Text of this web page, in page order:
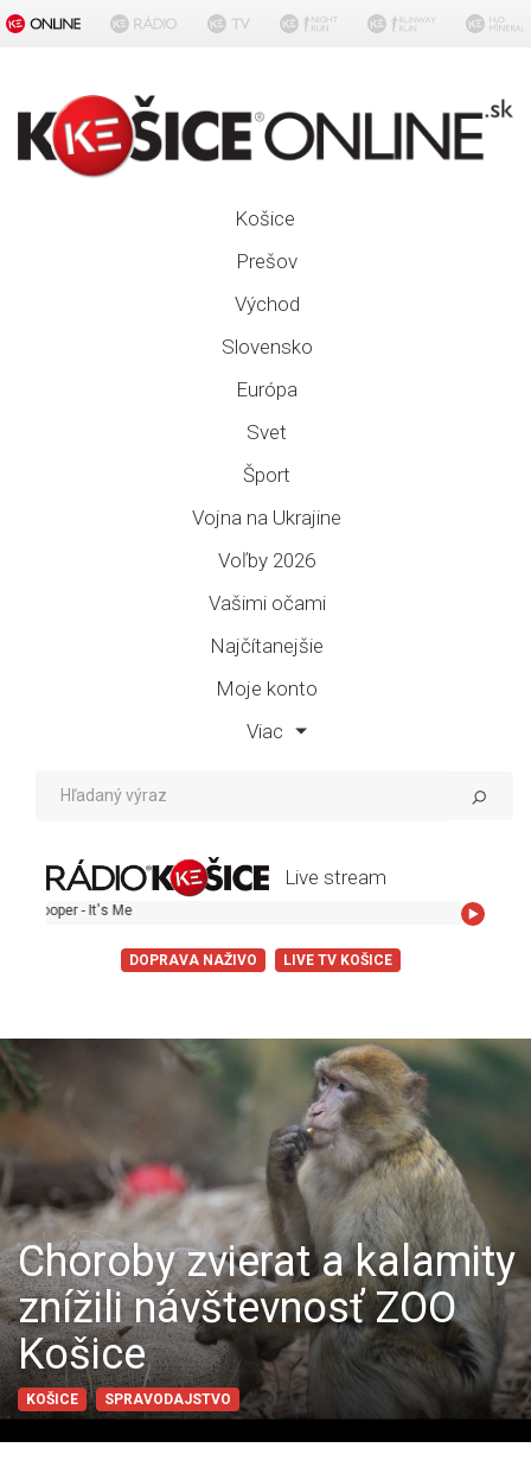
Košice
Prešov
Východ
Slovensko
Európa
Svet
Šport
Vojna na Ukrajine
Voľby 2026
Vašimi očami
Najčítanejšie
Moje konto
Viac
Live stream
- It's Me
DOPRAVA NAŽIVO LIVE TV KOŠICE
Choroby zvierat a kalamity
znížili návštevnosť ZOO
Košice
KOŠICE SPRAVODAJSTVO